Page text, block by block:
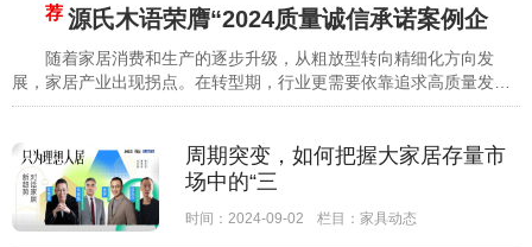
荐 源氏木语荣膺“2024质量诚信承诺案例企
随着家居消费和生产的逐步升级，从粗放型转向精细化方向发
展，家居产业出现拐点。在转型期，行业更需要依靠追求高质量发展
的企业树立行业口碑，引领行业走向高质量发展的新
周期突变，如何把握大家居存量市
场中的“三
时间：2024-09-02 栏目： 家具动态